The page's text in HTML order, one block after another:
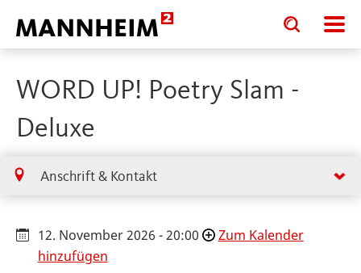
Toggle
search
input
Toggle
search
input
WORD UP! Poetry Slam -
Deluxe
Anschrift & Kontakt
12. November 2026 - 20:00
Zum Kalender
hinzufügen